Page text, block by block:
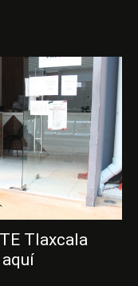
Tlaxcala